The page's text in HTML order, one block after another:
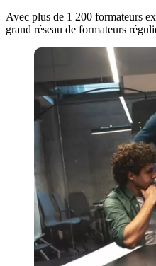
Avec plus de 1 200 formateurs
grand réseau de formateurs